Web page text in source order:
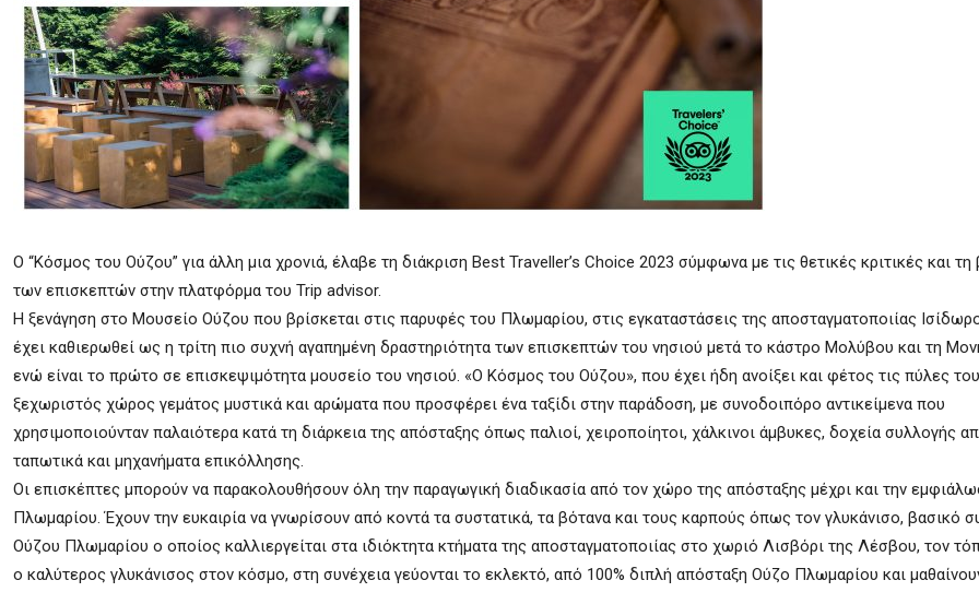
Ο “Κόσμος του Ούζου” για άλλη μια χρονιά, έλαβε τη διάκριση Best Traveller’s Choice 2023 σύμφωνα με τις θετικές κριτικές και τη
των επισκεπτών στην πλατφόρμα του Trip advisor.
Η ξενάγηση στο Μουσείο Ούζου που βρίσκεται στις παρυφές του Πλωμαρίου, στις εγκαταστάσεις της αποσταγματοποιίας
έχει καθιερωθεί ως η τρίτη πιο συχνή αγαπημένη δραστηριότητα των επισκεπτών του νησιού μετά το κάστρο Μολύβου και τη
ενώ είναι το πρώτο σε επισκεψιμότητα μουσείο του νησιού. «Ο Κόσμος του Ούζου», που έχει ήδη ανοίξει και φέτος τις πύλες
ξεχωριστός χώρος γεμάτος μυστικά και αρώματα που προσφέρει ένα ταξίδι στην παράδοση, με συνοδοιπόρο αντικείμενα που
χρησιμοποιούνταν παλαιότερα κατά τη διάρκεια της απόσταξης όπως παλιοί, χειροποίητοι, χάλκινοι άμβυκες, δοχεία συλλογής
ταπωτικά και μηχανήματα επικόλλησης.
Οι επισκέπτες μπορούν να παρακολουθήσουν όλη την παραγωγική διαδικασία από τον χώρο της απόσταξης μέχρι και την
Πλωμαρίου. Έχουν την ευκαιρία να γνωρίσουν από κοντά τα συστατικά, τα βότανα και τους καρπούς όπως τον γλυκάνισο, βασικό
Ούζου Πλωμαρίου ο οποίος καλλιεργείται στα ιδιόκτητα κτήματα της αποσταγματοποιίας στο χωριό Λισβόρι της Λέσβου, τον
ο καλύτερος γλυκάνισος στον κόσμο, στη συνέχεια γεύονται το εκλεκτό, από 100% διπλή απόσταξη Ούζο Πλωμαρίου και